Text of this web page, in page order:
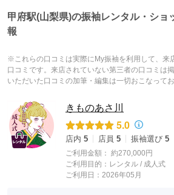
甲府駅(山梨県)の振袖レンタル・ショ
報
※これらの口コミは実際にMy振袖を利用して、来
口コミです。来店されていない第三者の口コミは
いただいた口コミの加筆・編集は一切おこなってお
きものあさ川
5.0
店内 5 店員 5 振袖選び 5
ご利用金額： 約270,000円
ご利用目的： レンタル / 成人式
ご利用日：2026年05月